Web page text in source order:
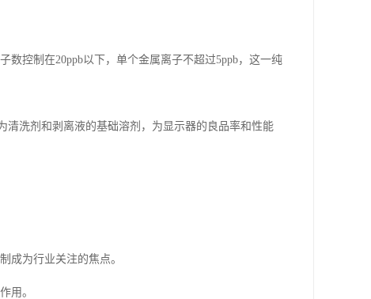
控制在20ppb以下，单个金属离子不超过5ppb，这一纯
清洗剂和剥离液的基础溶剂，为显示器的良品率和性能
成为行业关注的焦点。
用。